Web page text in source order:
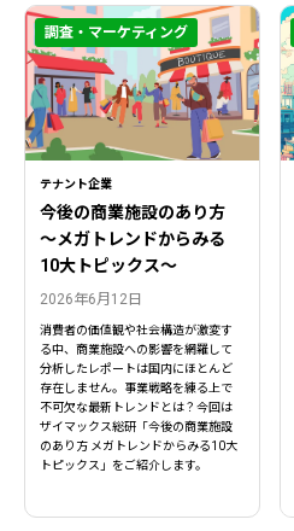
テナント企業
今後の商業施設のあり方
〜メガトレンドからみる
10大トピックス〜
2026年6月12日
消費者の価値観や社会構造が激変す
る中、商業施設への影響を網羅して
分析したレポートは国内にほとんど
存在しません。事業戦略を練る上で
不可欠な最新トレンドとは？今回は
ザイマックス総研「今後の商業施設
のあり方 メガトレンドからみる10大
トピックス」をご紹介します。
調査・マーケティング